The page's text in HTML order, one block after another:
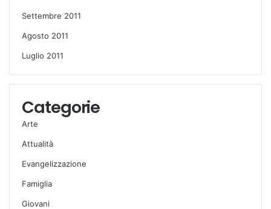
Settembre 2011
Agosto 2011
Luglio 2011
Categorie
Arte
Attualità
Evangelizzazione
Famiglia
Giovani